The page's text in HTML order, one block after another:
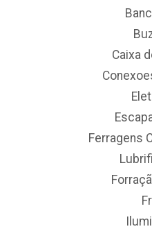
Caixa
Ferragens